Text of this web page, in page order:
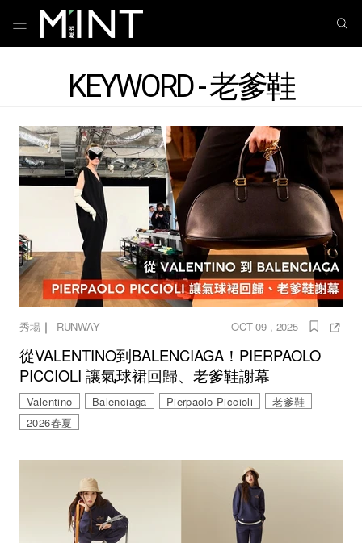
KEYWORD - 老爹鞋
秀場 ｜ RUNWAY OCT 09 , 2025
從VALENTINO到BALENCIAGA！PIERPAOLO
PICCIOLI 讓氣球裙回歸、老爹鞋謝幕
Valentino Balenciaga Pierpaolo Piccioli
老爹鞋
2026春夏